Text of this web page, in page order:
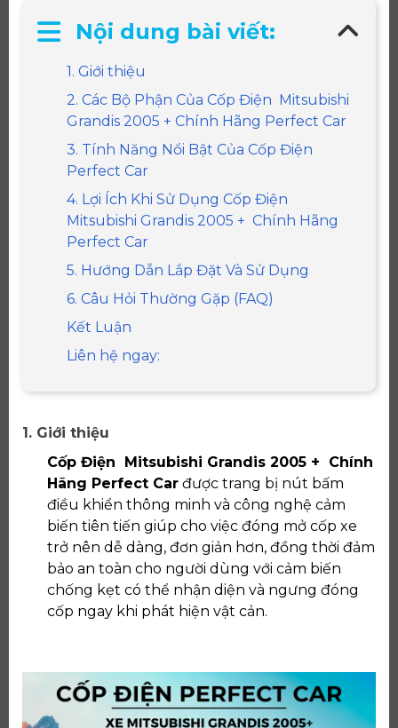
Nội dung bài viết:
1. Giới thiệu
2. Các Bộ Phận Của Cốp Điện Mitsubishi
Grandis 2005 + Chính Hãng Perfect Car
3. Tính Năng Nổi Bật Của Cốp Điện
Perfect Car
4. Lợi Ích Khi Sử Dụng Cốp Điện
Mitsubishi Grandis 2005 + Chính Hãng
Perfect Car
5. Hướng Dẫn Lắp Đặt Và Sử Dụng
6. Câu Hỏi Thường Gặp (FAQ)
Kết Luận
Liên hệ ngay:
1. Giới thiệu
Cốp Điện Mitsubishi Grandis 2005 + Chính
Hãng Perfect Car được trang bị nút bấm
điều khiển thông minh và công nghệ cảm
biến tiên tiến giúp cho việc đóng mở cốp xe
trở nên dễ dàng, đơn giản hơn, đồng thời đảm
bảo an toàn cho người dùng với cảm biến
chống kẹt có thể nhận diện và ngưng đóng
cốp ngay khi phát hiện vật cản.